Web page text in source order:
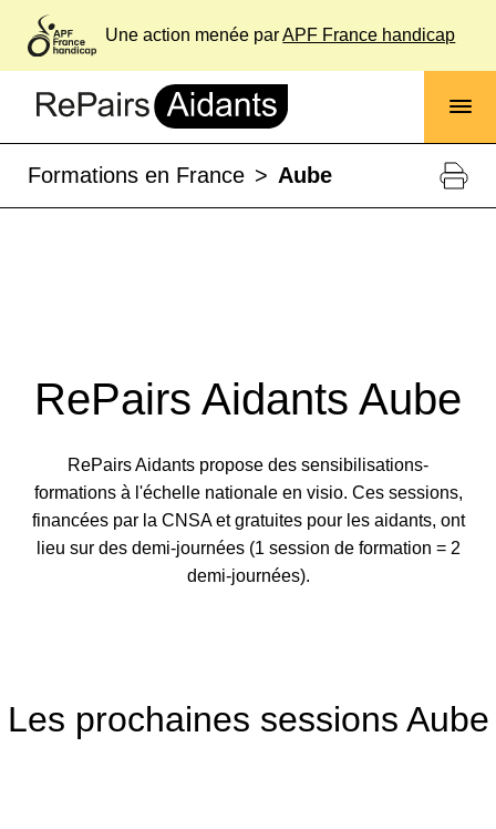
Une action menée parAPF France handicap
Formations en France > Aube
RePairs Aidants Aube
RePairs Aidants propose des sensibilisations-
formations à l'échelle nationale en visio. Ces sessions,
financées par la CNSA et gratuites pour les aidants, ont
lieu sur des demi-journées (1 session de formation = 2
demi-journées).
Les prochaines sessions Aube